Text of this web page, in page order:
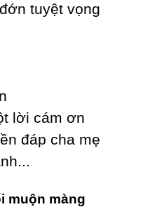
tuуệt vọng
lời cám ơn
đáp cha mẹ
muộn màng